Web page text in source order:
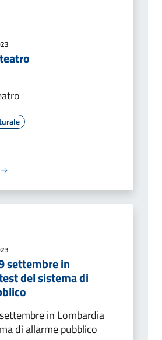
settembre in
del sistema di
in Lombardia
di allarme pubblico